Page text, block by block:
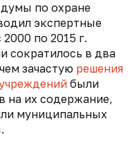
по охране
экспертные
по 2015 г.
сократилось в два
зачастую решения
были
на их содержание,
муниципальных